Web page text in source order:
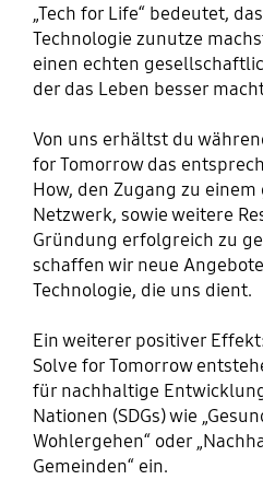
„Tech for Life“ bedeutet,
Technologie zunutze
einen echten
der das Leben besser
Von uns erhältst du
for Tomorrow das
How, den Zugang zu
Netzwerk, sowie weitere
Gründung erfolgreich zu
schaffen wir neue
Technologie, die uns dient.
Ein weiterer positiver
Solve for Tomorrow
für nachhaltige
Nationen (SDGs) wie
Wohlergehen“ oder
Gemeinden“ ein.